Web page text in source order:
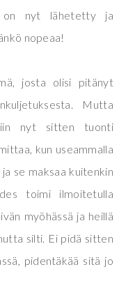
on nyt lähetetty ja
nopeaa!
josta olisi pitänyt
Mutta
nyt sitten tuonti
kun useammalla
se maksaa kuitenkin
toimi ilmoitetulla
myöhässä ja heillä
silti. Ei pidä sitten
pidentäkää sitä jo